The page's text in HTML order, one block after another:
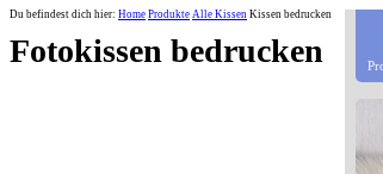
Du befindest dich hier: Home Produkte Alle Kissen Kissen bedrucken
Fotokissen bedrucken